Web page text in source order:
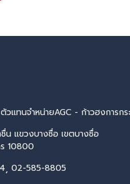
วแทนจำหน่ายAGC - ก้าวฮงการกร
น แขวงบางซื่อ เขตบางซื่อ
10800
, 02-585-8805